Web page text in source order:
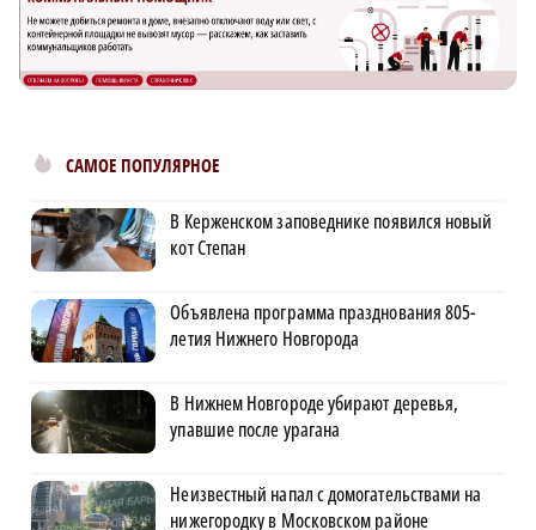
САМОЕ ПОПУЛЯРНОЕ
В Керженском заповеднике появился новый
кот Степан
Объявлена программа празднования 805-
летия Нижнего Новгорода
В Нижнем Новгороде убирают деревья,
упавшие после урагана
Неизвестный напал с домогательствами на
нижегородку в Московском районе